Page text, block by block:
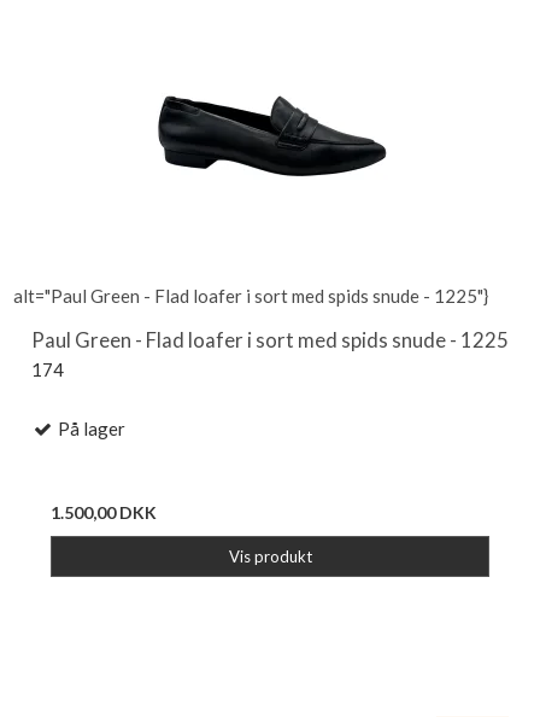
alt="Paul Green - Flad loafer i sort med spids snude - 1225"}
Paul Green - Flad loafer i sort med spids snude - 1225
174
På lager
1.500,00 DKK
Vis produkt